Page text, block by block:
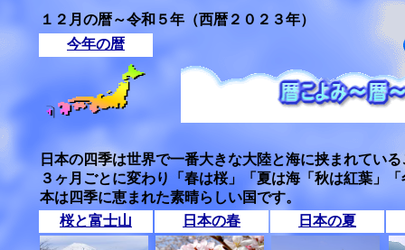
１２月の暦～令和５年（西暦２０２３年）
今年の暦
日本の四季は世界で一番大きな大陸と海に挟まれてい
３ヶ月ごとに変わり「春は桜」「夏は海「秋は紅葉」
本は四季に恵まれた素晴らしい国です。
桜と富士山
日本の春 日本の夏